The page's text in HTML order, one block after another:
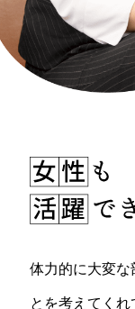
体力的に大変な
とを考えてく